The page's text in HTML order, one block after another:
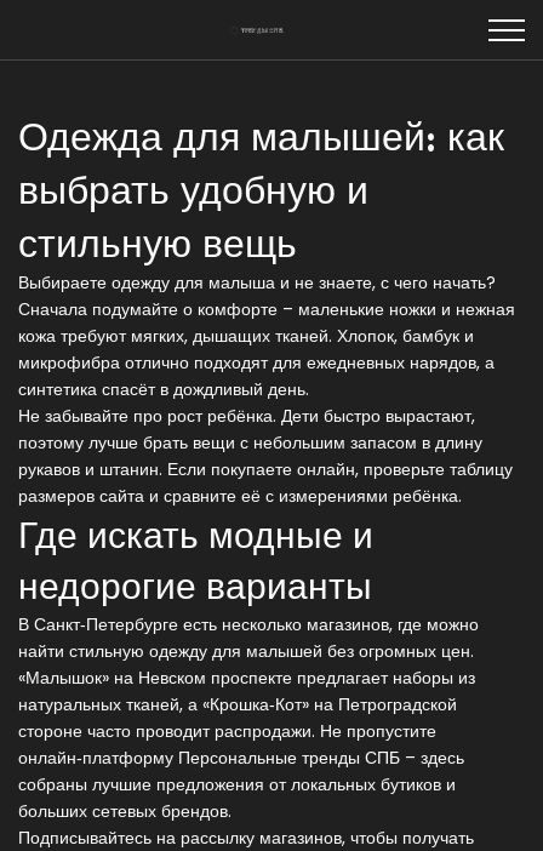
Одежда для малышей: как
выбрать удобную и
стильную вещь
Выбираете одежду для малыша и не знаете, с чего начать?
Сначала подумайте о комфорте – маленькие ножки и нежная
кожа требуют мягких, дышащих тканей. Хлопок, бамбук и
микрофибра отлично подходят для ежедневных нарядов, а
синтетика спасёт в дождливый день.
Не забывайте про рост ребёнка. Дети быстро вырастают,
поэтому лучше брать вещи с небольшим запасом в длину
рукавов и штанин. Если покупаете онлайн, проверьте таблицу
размеров сайта и сравните её с измерениями ребёнка.
Где искать модные и
недорогие варианты
В Санкт‑Петербурге есть несколько магазинов, где можно
найти стильную одежду для малышей без огромных цен.
«Малышок» на Невском проспекте предлагает наборы из
натуральных тканей, а «Крошка‑Кот» на Петроградской
стороне часто проводит распродажи. Не пропустите
онлайн‑платформу Персональные тренды СПБ – здесь
собраны лучшие предложения от локальных бутиков и
больших сетевых брендов.
Подписывайтесь на рассылку магазинов, чтобы получать